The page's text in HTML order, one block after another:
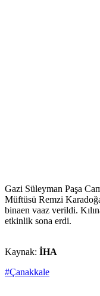
Gazi Süleyman Paşa
Müftüsü Remzi
binaen vaaz verildi.
etkinlik sona erdi.
Kaynak: İHA
#Çanakkale